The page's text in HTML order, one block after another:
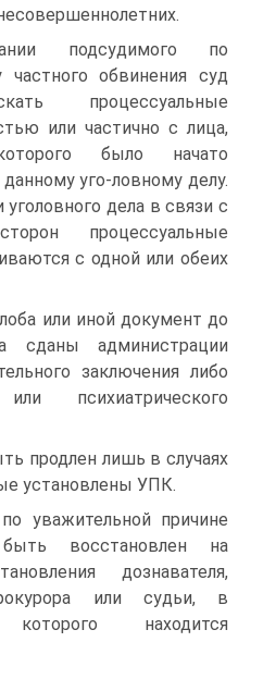
подсудимого по
частного обвинения суд
процессуальные
или частично с лица,
было начато
уго-ловному делу.
дела в связи с
процессуальные
с одной или обеих
или иной документ до
сданы администрации
заключения либо
психиатрического
продлен лишь в случаях
установлены УПК.
уважительной причине
восстановлен на
дознавателя,
или судьи, в
которого находится